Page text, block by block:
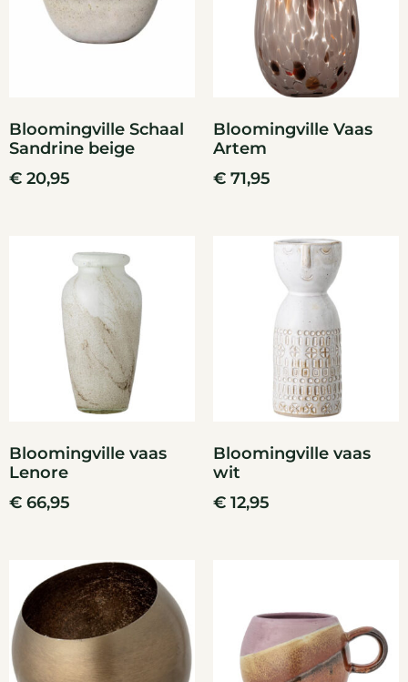
Bloomingville Schaal
Sandrine beige
€ 20,95
Bloomingville Vaas
Artem
€ 71,95
Bloomingville vaas
Lenore
€ 66,95
Bloomingville vaas
wit
€ 12,95